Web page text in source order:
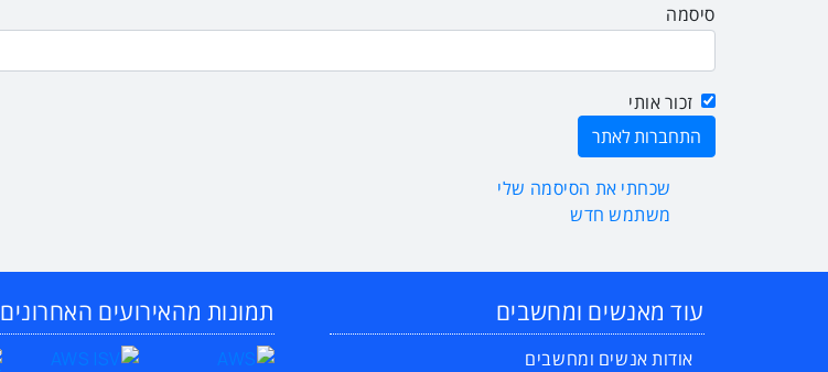
סיסמה
זכור אותי
שכחתי את הסיסמה שלי
משתמש חדש
עוד מאנשים ומחשבים
אודות אנשים ומחשבים
תמונות מהאירועים האחרונים